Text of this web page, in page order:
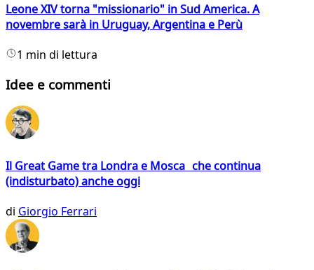
Leone XIV torna "missionario" in Sud America. A
novembre sarà in Uruguay, Argentina e Perù
1 min di lettura
Idee e commenti
Il Great Game tra Londra e Mosca che continua
(indisturbato) anche oggi
di Giorgio Ferrari